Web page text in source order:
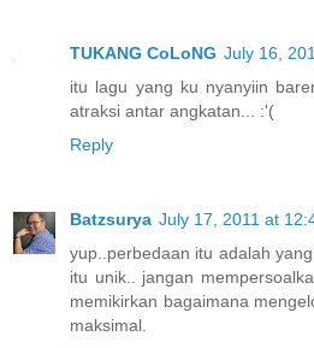
TUKANG CoLoNG July 16,
itu lagu yang ku nyanyiin
atraksi antar angkatan... :'(
Reply
Batzsurya July 17, 2011 at
yup..perbedaan itu adalah
itu unik.. jangan
memikirkan bagaimana
maksimal.